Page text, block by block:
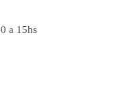
a 15hs